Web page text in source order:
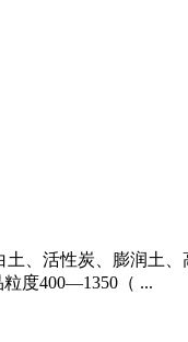
、活性炭、膨润土
度400—1350（ ...